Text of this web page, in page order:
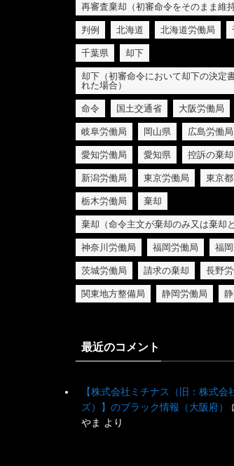
再審査棄却（初審命令をそのまま維持
判例 北海道 北海道労働局
千葉県 却下
却下（初審命令において却下の決定
れた場合）
命令 国土交通省 大阪労働局
岐阜労働局 岡山県 広島労働局
愛知労働局 愛知県 控訴の棄却
新潟労働局 東京労働局 東京都
栃木労働局 棄却
棄却（命令主文が棄却のみ又は棄却と
神奈川労働局 福岡労働局 福
茨城労働局 請求の棄却 長野
関東地方整備局 静岡労働局
最近のコメント
【株式会社ミチナス（旧：株式会
ズ）】のブラック情報（大阪府）
やま より